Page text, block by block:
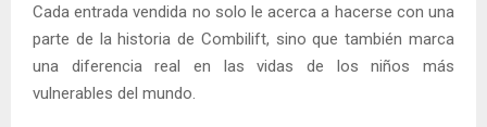
Cada entrada vendida no solo le acerca a hacerse con una
parte de la historia de Combilift, sino que también marca
una diferencia real en las vidas de los niños más
vulnerables del mundo.